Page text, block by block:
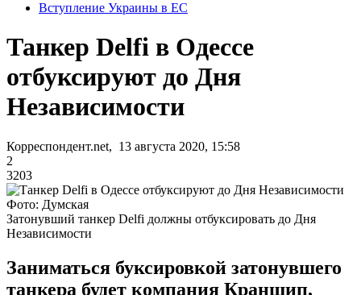
Вступление Украины в ЕС
Танкер Delfi в Одессе
отбуксируют до Дня
Независимости
Корреспондент.net, 13 августа 2020, 15:58
2
3203
Фото: Думская
Затонувший танкер Delfi должны отбуксировать до Дня
Независимости
Заниматься буксировкой затонувшего
танкера будет компания Краншип,